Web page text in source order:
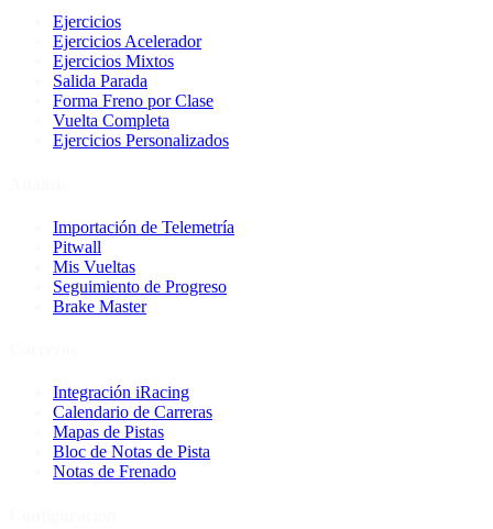
Ejercicios
Ejercicios Acelerador
Ejercicios Mixtos
Salida Parada
Forma Freno por Clase
Vuelta Completa
Ejercicios Personalizados
Importación de Telemetría
Pitwall
Mis Vueltas
Seguimiento de Progreso
Brake Master
Integración iRacing
Calendario de Carreras
Mapas de Pistas
Bloc de Notas de Pista
Notas de Frenado